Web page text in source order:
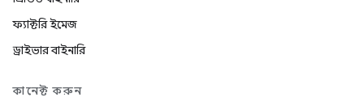
ফ্যাক্টরি ইমেজ
ড্রাইভার বাইনারি
কানেক্ট করুন